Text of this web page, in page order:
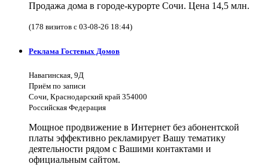
Продажа дома в городе-курорте Сочи. Цена 14,5 млн.
(178 визитов с 03-08-26 18:44)
Реклама Гостевых Домов
Навагинская, 9Д
Приём по записи
Сочи, Краснодарский край 354000
Российская Федерация
Мощное продвижение в Интернет без абонентской
платы эффективно рекламирует Вашу тематику
деятельности рядом с Вашими контактами и
официальным сайтом.